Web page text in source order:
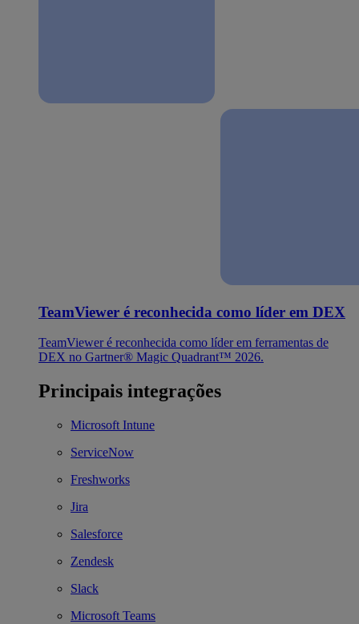
TeamViewer é reconhecida como líder em DEX
TeamViewer é reconhecida como líder em ferramentas de
DEX no Gartner® Magic Quadrant™ 2026.
Principais integrações
Microsoft Intune
ServiceNow
Freshworks
Jira
Salesforce
Zendesk
Slack
Microsoft Teams